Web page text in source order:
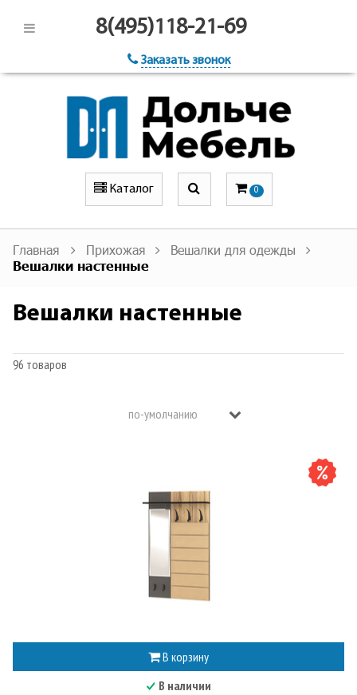
8(495)118-21-69
Заказать звонок
Каталог 0
Главная Прихожая
Вешалки для одежды
Вешалки настенные
Вешалки настенные
96 товаров
В корзину
В наличии